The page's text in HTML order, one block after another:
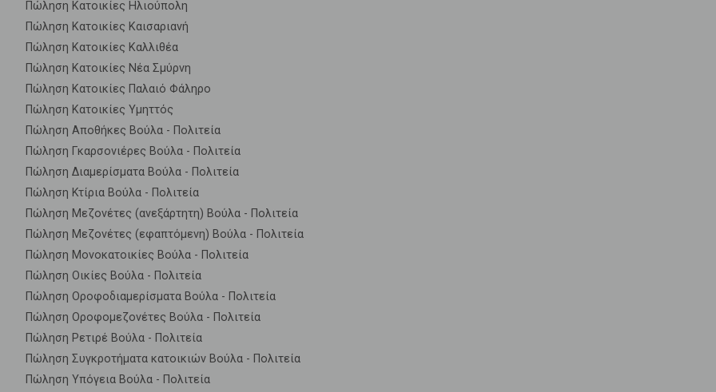
Πώληση Κατοικίες Ηλιούπολη
Πώληση Κατοικίες Καισαριανή
Πώληση Κατοικίες Καλλιθέα
Πώληση Κατοικίες Νέα Σμύρνη
Πώληση Κατοικίες Παλαιό Φάληρο
Πώληση Κατοικίες Υμηττός
Πώληση Αποθήκες Βούλα - Πολιτεία
Πώληση Γκαρσονιέρες Βούλα - Πολιτεία
Πώληση Διαμερίσματα Βούλα - Πολιτεία
Πώληση Κτίρια Βούλα - Πολιτεία
Πώληση Μεζονέτες (ανεξάρτητη) Βούλα - Πολιτεία
Πώληση Μεζονέτες (εφαπτόμενη) Βούλα - Πολιτεία
Πώληση Μονοκατοικίες Βούλα - Πολιτεία
Πώληση Οικίες Βούλα - Πολιτεία
Πώληση Οροφοδιαμερίσματα Βούλα - Πολιτεία
Πώληση Οροφομεζονέτες Βούλα - Πολιτεία
Πώληση Ρετιρέ Βούλα - Πολιτεία
Πώληση Συγκροτήματα κατοικιών Βούλα - Πολιτεία
Πώληση Υπόγεια Βούλα - Πολιτεία